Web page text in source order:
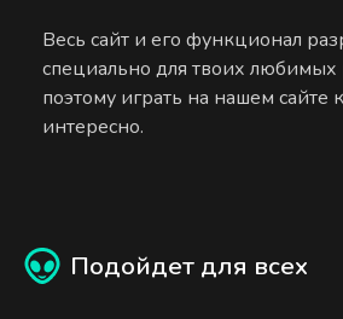
Весь сайт и его функционал
специально для твоих любимых
поэтому играть на нашем сайте
интересно.
Подойдет для всех